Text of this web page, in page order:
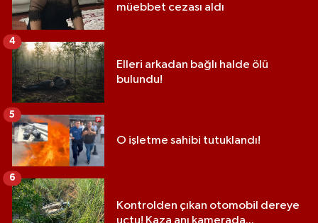
müebbet cezası aldı
Elleri arkadan bağlı halde ölü
bulundu!
4
O işletme sahibi tutuklandı!
5
Kontrolden çıkan otomobil dereye
6